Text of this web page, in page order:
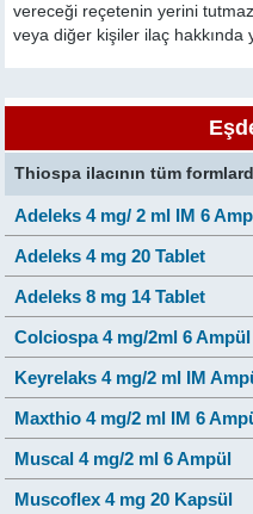
vereceği reçetenin yerini
veya diğer kişiler ilaç hakkında
Thiospa ilacının tüm
Adeleks 4 mg/ 2 ml IM 6
Adeleks 4 mg 20 Tablet
Adeleks 8 mg 14 Tablet
Colciospa 4 mg/2ml 6 Ampül
Keyrelaks 4 mg/2 ml IM
Maxthio 4 mg/2 ml IM 6
Muscal 4 mg/2 ml 6 Ampül
Muscoflex 4 mg 20 Kapsül